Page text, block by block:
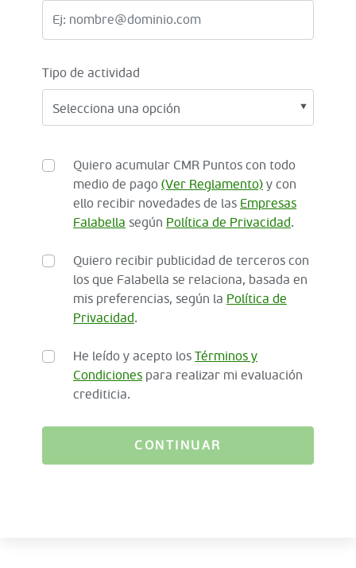
Tipo de actividad
Quiero acumular CMR Puntos con todo
medio de pago (Ver Reglamento) y con
ello recibir novedades de las Empresas
Falabella según Política de Privacidad.
Quiero recibir publicidad de terceros con
los que Falabella se relaciona, basada en
mis preferencias, según la Política de
Privacidad.
He leído y acepto los Términos y
Condiciones para realizar mi evaluación
crediticia.
CONTINUAR